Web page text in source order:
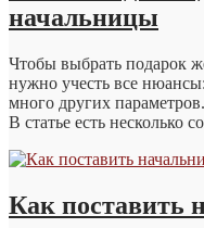
начальницы
Чтобы выбрать подарок
нужно учесть все
много других
В статье есть несколько
Как поставить